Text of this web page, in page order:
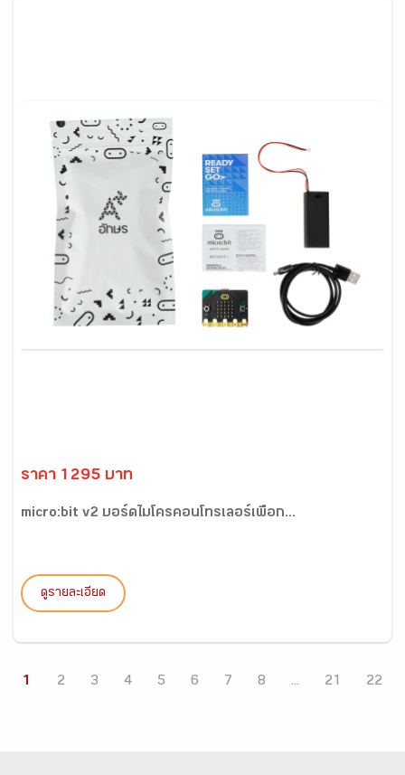
ราคา 1295 บาท
micro:bit v2 บอร์ดไมโครคอนโทรเลอร์เพื่อก...
ดูรายละเอียด
1 2 3 4 5 6 7 8 ... 21 22